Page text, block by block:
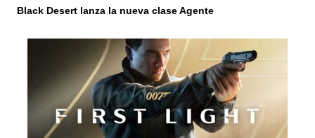
Black Desert lanza la nueva clase Agente